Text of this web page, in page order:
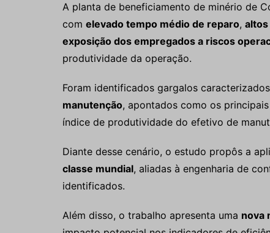
A planta de beneficiamento de minério de
com elevado tempo médio de reparo,
exposição dos empregados a riscos
produtividade da operação.
Foram identificados gargalos
manutenção, apontados como os
índice de produtividade do efetivo de
Diante desse cenário, o estudo propôs a
classe mundial, aliadas à engenharia de
identificados.
Além disso, o trabalho apresenta uma nova